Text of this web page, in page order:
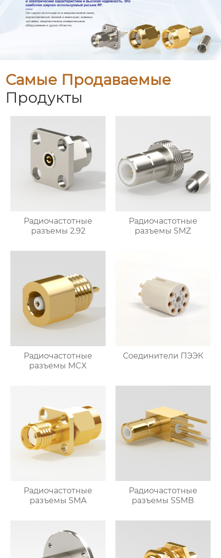
Самые Продаваемые
Продукты
Радиочастотные
разъемы 2.92
Радиочастотные
разъемы SMZ
Радиочастотные
разъемы MCX
Соединители ПЭЭК
Радиочастотные
разъемы SMA
Радиочастотные
разъемы SSMB